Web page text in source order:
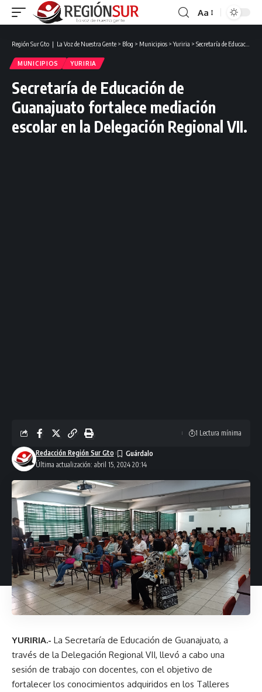
Aa
Región Sur Gto ❘ La Voz de Nuestra Gente > Blog > Municipios >Yuriria > Secretaría de Educación de Guanajuato fortalece mediación escolar en la Delegación Regional VII.
MUNICIPIOS YURIRIA
Secretaría de Educación de
Guanajuato fortalece mediación
escolar en la Delegación Regional VII.
Última actualización: abril 15, 2024 20:14
Redacción Región Sur Gto
1 Lectura mínima
YURIRIA.- La Secretaría de Educación de Guanajuato, a
través de la Delegación Regional VII, llevó a cabo una
sesión de trabajo con docentes, con el objetivo de
fortalecer los conocimientos adquiridos en los Talleres